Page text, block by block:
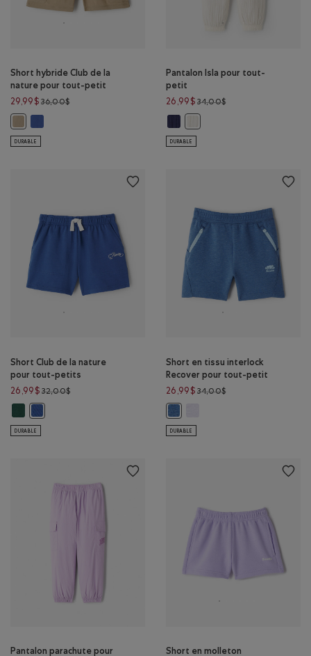
Short hybride Club de la
nature pour tout-petit
29,99$ 36,00$Prix réduit de 36,00$ à 29,99$
DURABLE
Pantalon Isla pour tout-
petit
26,99$ 34,00$Prix réduit de
DURABLE
Short Club de la nature
pour tout-petits
26,99$ 32,00$Prix réduit de 32,00$ à 26,99$
DURABLE
Short en tissu interlock
Recover pour tout-petit
26,99$ 34,00$Prix réduit de
DURABLE
Pantalon parachute pour Short en molleton